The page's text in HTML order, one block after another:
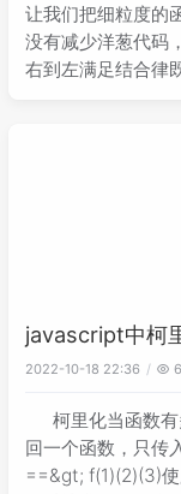
让我们把细粒度的
没有减少洋葱代码
右到左满足结合律
javascript中柯
2022-10-18 22:36
柯里化当函数
回一个函数，只传
==&gt; f(1)(2)(3)